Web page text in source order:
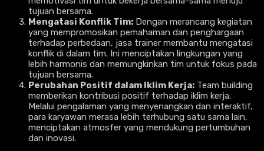
tujuan bersama.
Mengatasi Konflik Tim: Dengan merancang kegiatan
yang mempromosikan pemahaman dan penghargaan
terhadap perbedaan, jasa trainer membantu mengatasi
konflik di dalam tim. Ini menciptakan lingkungan yang
lebih harmonis dan memungkinkan tim untuk fokus pada
tujuan bersama.
Perubahan Positif dalam Iklim Kerja: Team building
memberikan kontribusi positif terhadap iklim kerja.
Melalui pengalaman yang menyenangkan dan interaktif,
para karyawan merasa lebih terhubung satu sama lain,
menciptakan atmosfer yang mendukung pertumbuhan
dan inovasi.